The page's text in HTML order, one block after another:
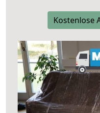
Kostenlose